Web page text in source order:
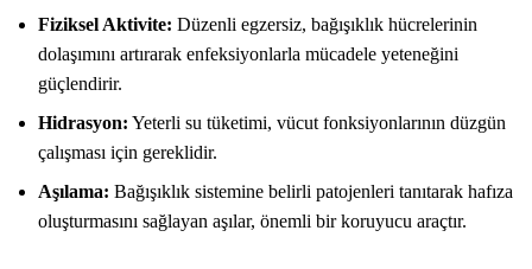
Fiziksel Aktivite: Düzenli egzersiz, bağışıklık hücrelerinin
dolaşımını artırarak enfeksiyonlarla mücadele yeteneğini
güçlendirir.
Hidrasyon: Yeterli su tüketimi, vücut fonksiyonlarının düzgün
çalışması için gereklidir.
Aşılama: Bağışıklık sistemine belirli patojenleri tanıtarak hafıza
oluşturmasını sağlayan aşılar, önemli bir koruyucu araçtır.